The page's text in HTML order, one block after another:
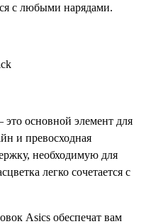
с любыми нарядами.
основной элемент для
и превосходная
необходимую для
легко сочетается с
Asics обеспечат вам